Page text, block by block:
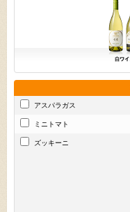
アスパラガス
ミニトマト
ズッキーニ